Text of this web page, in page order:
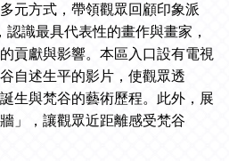
元方式，帶領觀眾回顧印象派
識最具代表性的畫作與畫家，
貢獻與影響。本區入口設有電視
自述生平的影片，使觀眾透
生與梵谷的藝術歷程。此外，展
」，讓觀眾近距離感受梵谷